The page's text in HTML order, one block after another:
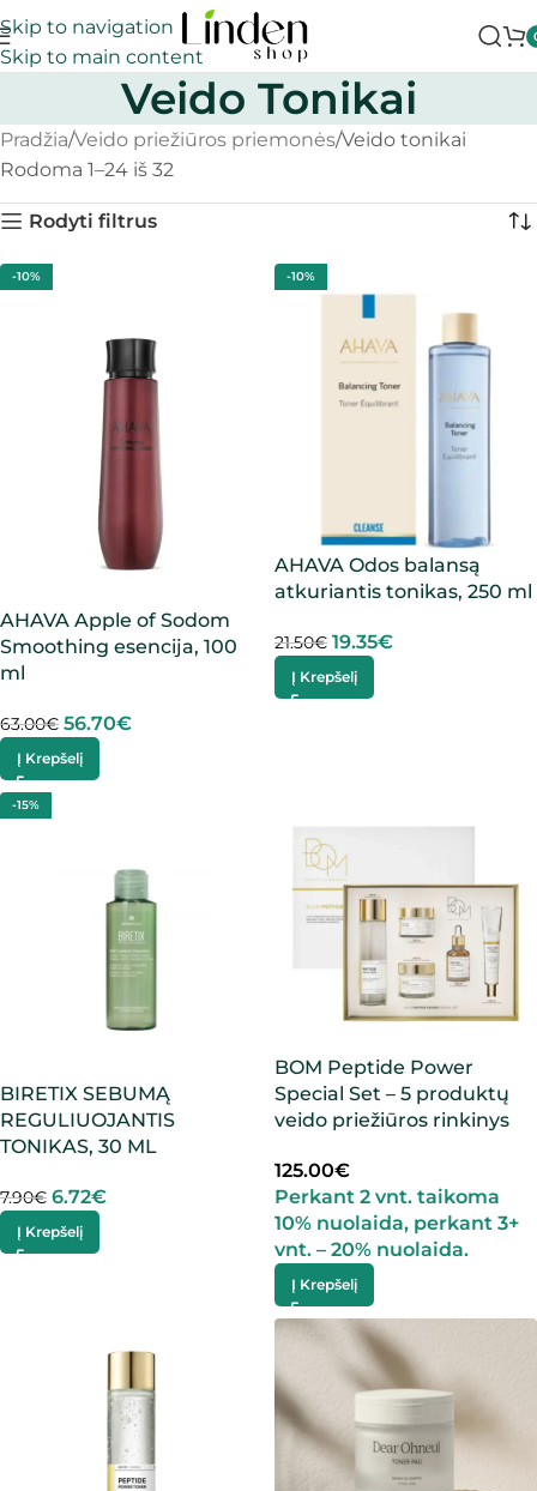
Skip to navigation
Skip to main content
Veido Tonikai
Pradžia Veido priežiūros priemonės Veido tonikai
Rodoma 1–24 iš 32
Rodyti filtrus
-10%
AHAVA Apple of Sodom
Smoothing esencija, 100
ml
63.00€ 56.70€
Į Krepšelį
-10%
AHAVA Odos balansą
atkuriantis tonikas, 250 ml
21.50€ 19.35€
Į Krepšelį
-15%
BIRETIX SEBUMĄ
REGULIUOJANTIS
TONIKAS, 30 ML
7.90€ 6.72€
Į Krepšelį
BOM Peptide Power
Special Set – 5 produktų
veido priežiūros rinkinys
125.00€
Perkant 2 vnt. taikoma
10% nuolaida, perkant 3+
vnt. – 20% nuolaida.
Į Krepšelį